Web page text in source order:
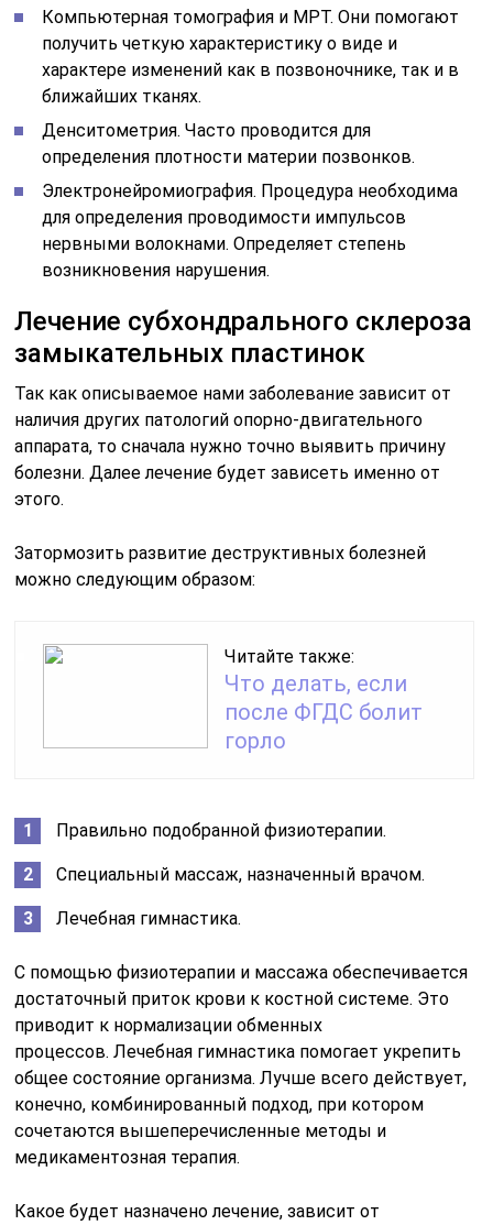
Компьютерная томография и МРТ. Они помогают
получить четкую характеристику о виде и
характере изменений как в позвоночнике, так и в
ближайших тканях.
Денситометрия. Часто проводится для
определения плотности материи позвонков.
Электронейромиография. Процедура необходима
для определения проводимости импульсов
нервными волокнами. Определяет степень
возникновения нарушения.
Лечение субхондрального склероза
замыкательных пластинок
Так как описываемое нами заболевание зависит от
наличия других патологий опорно-двигательного
аппарата, то сначала нужно точно выявить причину
болезни. Далее лечение будет зависеть именно от
этого.
Затормозить развитие деструктивных болезней
можно следующим образом:
Читайте также:
Что делать, если
после ФГДС болит
горло
Правильно подобранной физиотерапии.
Специальный массаж, назначенный врачом.
Лечебная гимнастика.
С помощью физиотерапии и массажа обеспечивается
достаточный приток крови к костной системе. Это
приводит к нормализации обменных
процессов. Лечебная гимнастика помогает укрепить
общее состояние организма. Лучше всего действует,
конечно, комбинированный подход, при котором
сочетаются вышеперечисленные методы и
медикаментозная терапия.
Какое будет назначено лечение, зависит от